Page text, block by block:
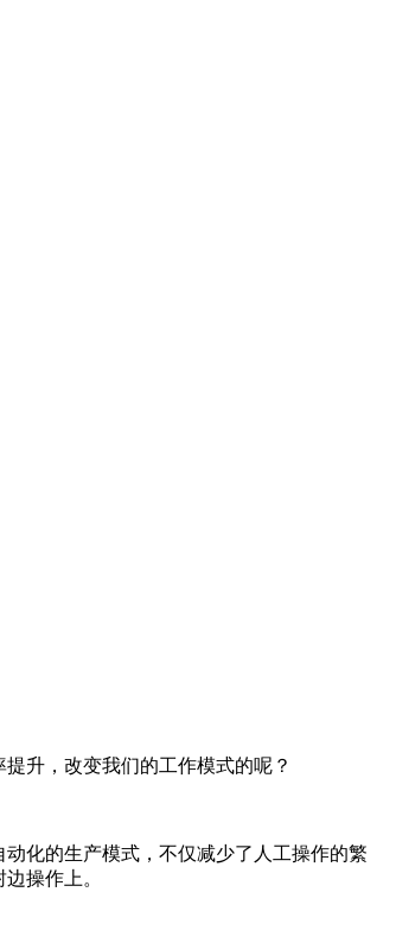
升，改变我们的工作模式的呢？
化的生产模式，不仅减少了人工操作的繁
操作上。